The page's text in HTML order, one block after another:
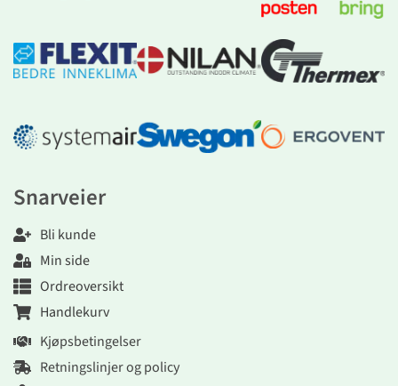
Snarveier
Bli kunde
Min side
Ordreoversikt
Handlekurv
Kjøpsbetingelser
Retningslinjer og policy